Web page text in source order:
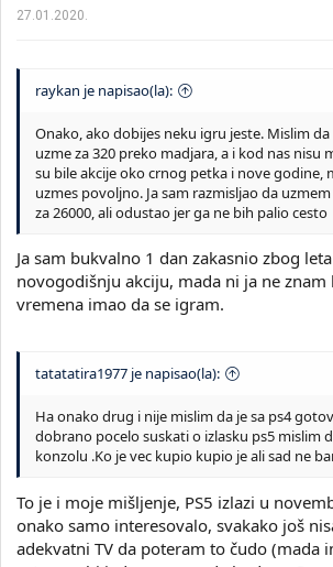
27.01.2020.
raykan je napisao(la):
Onako, ako dobijes neku igru jeste. Mislim
uzme za 320 preko madjara, a i kod nas nisu
su bile akcije oko crnog petka i nove godine,
uzmes povoljno. Ja sam razmisljao da
za 26000, ali odustao jer ga ne bih palio cesto
Ja sam bukvalno 1 dan zakasnio zbog
novogodišnju akciju, mada ni ja ne
vremena imao da se igram.
tatatatira1977 je napisao(la):
Ha onako drug i nije mislim da je sa ps4
dobrano pocelo suskati o izlasku ps5 mislim
konzolu .Ko je vec kupio kupio je ali sad ne
To je i moje mišljenje, PS5 izlazi u
onako samo interesovalo, svakako još
adekvatni TV da poteram to čudo (mada